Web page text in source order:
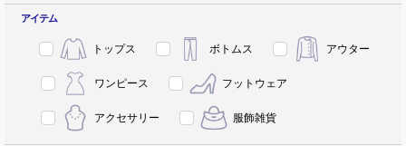
アイテム
トップス ボトムス アウター
ワンピース フットウェア
アクセサリー 服飾雑貨